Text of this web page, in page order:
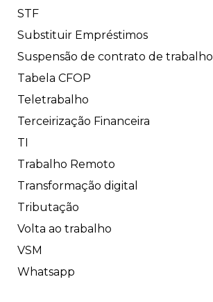
STF
Substituir Empréstimos
Suspensão de contrato de trabalho
Tabela CFOP
Teletrabalho
Terceirização Financeira
TI
Trabalho Remoto
Transformação digital
Tributação
Volta ao trabalho
VSM
Whatsapp